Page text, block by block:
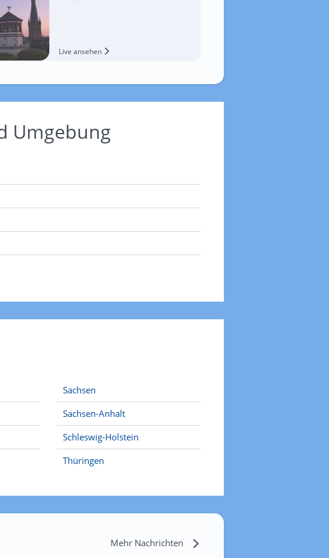
Live ansehen
Umgebung
Sachsen
Sachsen-Anhalt
Schleswig-Holstein
Thüringen
Mehr Nachrichten